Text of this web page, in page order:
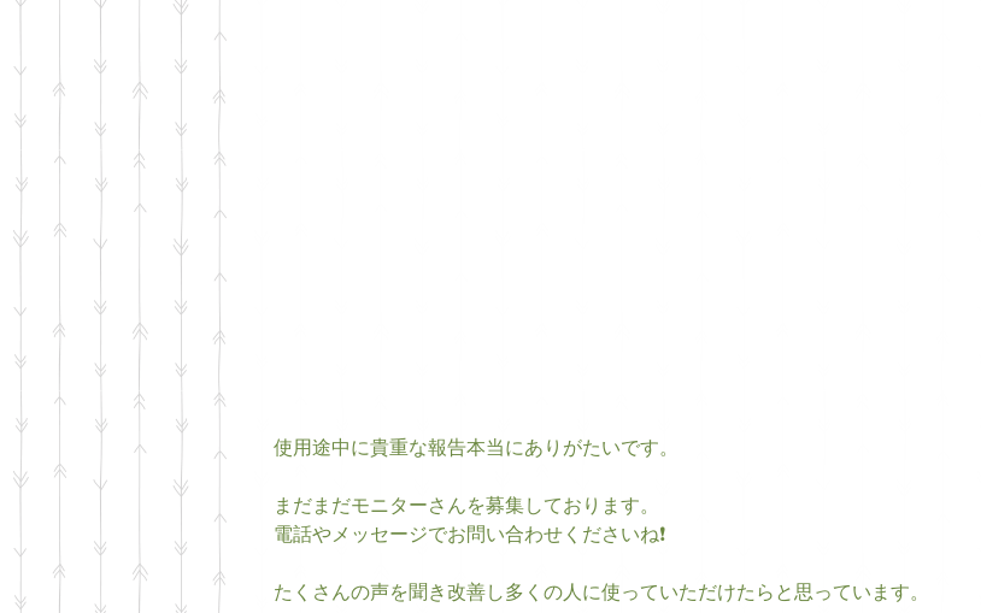
使用途中に貴重な報告本当にありがたいです。
まだまだモニターさんを募集しております。
電話やメッセージでお問い合わせくださいね❗
たくさんの声を聞き改善し多くの人に使っていただけたらと思っています。